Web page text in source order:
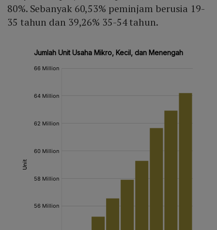
80%. Sebanyak 60,53% peminjam berusia 19-
35 tahun dan 39,26% 35-54 tahun.